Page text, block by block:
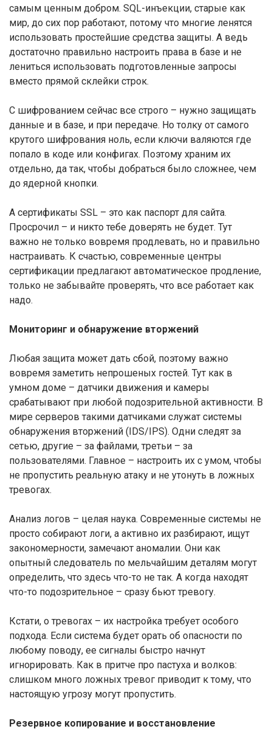
самым ценным добром. SQL-инъекции, старые как
мир, до сих пор работают, потому что многие ленятся
использовать простейшие средства защиты. А ведь
достаточно правильно настроить права в базе и не
лениться использовать подготовленные запросы
вместо прямой склейки строк.
С шифрованием сейчас все строго – нужно защищать
данные и в базе, и при передаче. Но толку от самого
крутого шифрования ноль, если ключи валяются где
попало в коде или конфигах. Поэтому храним их
отдельно, да так, чтобы добраться было сложнее, чем
до ядерной кнопки.
А сертификаты SSL – это как паспорт для сайта.
Просрочил – и никто тебе доверять не будет. Тут
важно не только вовремя продлевать, но и правильно
настраивать. К счастью, современные центры
сертификации предлагают автоматическое продление,
только не забывайте проверять, что все работает как
надо.
Мониторинг и обнаружение вторжений
Любая защита может дать сбой, поэтому важно
вовремя заметить непрошеных гостей. Тут как в
умном доме – датчики движения и камеры
срабатывают при любой подозрительной активности. В
мире серверов такими датчиками служат системы
обнаружения вторжений (IDS/IPS). Одни следят за
сетью, другие – за файлами, третьи – за
пользователями. Главное – настроить их с умом, чтобы
не пропустить реальную атаку и не утонуть в ложных
тревогах.
Анализ логов – целая наука. Современные системы не
просто собирают логи, а активно их разбирают, ищут
закономерности, замечают аномалии. Они как
опытный следователь по мельчайшим деталям могут
определить, что здесь что-то не так. А когда находят
что-то подозрительное – сразу бьют тревогу.
Кстати, о тревогах – их настройка требует особого
подхода. Если система будет орать об опасности по
любому поводу, ее сигналы быстро начнут
игнорировать. Как в притче про пастуха и волков:
слишком много ложных тревог приводит к тому, что
настоящую угрозу могут пропустить.
Резервное копирование и восстановление